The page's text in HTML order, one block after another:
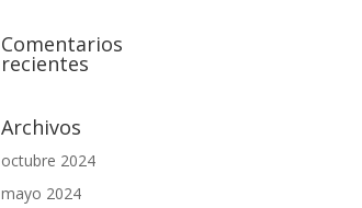
Comentarios
recientes
Archivos
octubre 2024
mayo 2024